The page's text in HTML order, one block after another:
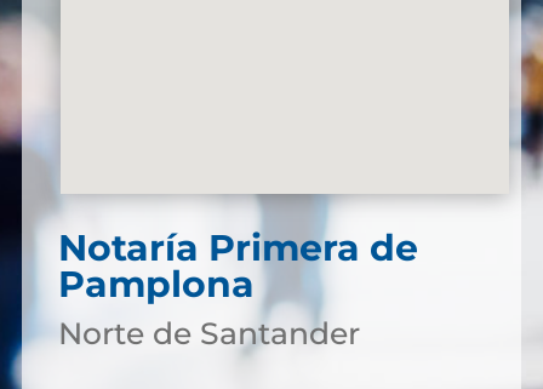
Notaría Primera de
Pamplona
Norte de Santander